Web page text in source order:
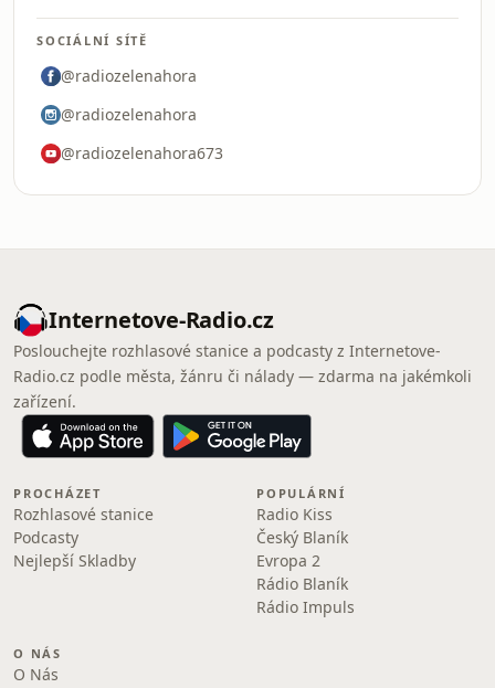
SOCIÁLNÍ SÍTĚ
@radiozelenahora
@radiozelenahora
@radiozelenahora673
Internetove-Radio.cz
Poslouchejte rozhlasové stanice a podcasty z Internetove-
Radio.cz podle města, žánru či nálady — zdarma na jakémkoli
zařízení.
PROCHÁZET
Rozhlasové stanice
Podcasty
Nejlepší Skladby
POPULÁRNÍ
Radio Kiss
Český Blaník
Evropa 2
Rádio Blaník
Rádio Impuls
O NÁS
O Nás